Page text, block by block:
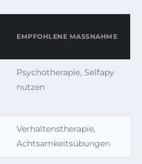
EMPFOHLENE MASSNAHME
Psychotherapie, Selfapy
nutzen
Verhaltenstherapie,
Achtsamkeitsübungen